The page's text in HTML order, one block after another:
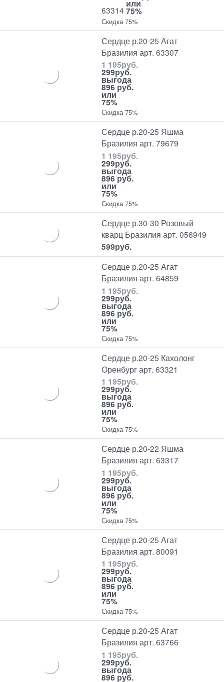
63314
или
75%
Скидка 75%
Сердце р.20-25 Агат
Бразилия арт. 63307
1 195руб.
299руб.
выгода
896 руб.
или
75%
Скидка 75%
Сердце р.20-25 Яшма
Бразилия арт. 79679
1 195руб.
299руб.
выгода
896 руб.
или
75%
Скидка 75%
Сердце р.30-30 Розовый
кварц Бразилия арт. 056949
599руб.
Сердце р.20-25 Агат
Бразилия арт. 64859
1 195руб.
299руб.
выгода
896 руб.
или
75%
Скидка 75%
Сердце р.20-25 Кахолонг
Оренбург арт. 63321
1 195руб.
299руб.
выгода
896 руб.
или
75%
Скидка 75%
Сердце р.20-22 Яшма
Бразилия арт. 63317
1 195руб.
299руб.
выгода
896 руб.
или
75%
Скидка 75%
Сердце р.20-25 Агат
Бразилия арт. 80091
1 195руб.
299руб.
выгода
896 руб.
или
75%
Скидка 75%
Сердце р.20-25 Агат
Бразилия арт. 63766
1 195руб.
299руб.
выгода
896 руб.